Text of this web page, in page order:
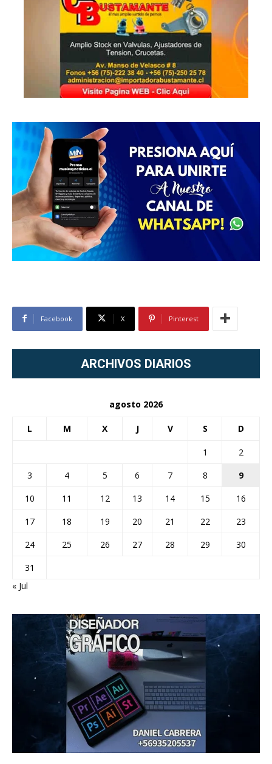
Facebook X Pinterest
ARCHIVOS DIARIOS
agosto 2026
L M X J V S D
1
2
3
4 5 6 7 8
9
10
11 12 13 14 15
16
17
18 19 20 21 22
23
24
25 26 27 28 29
30
31
« Jul